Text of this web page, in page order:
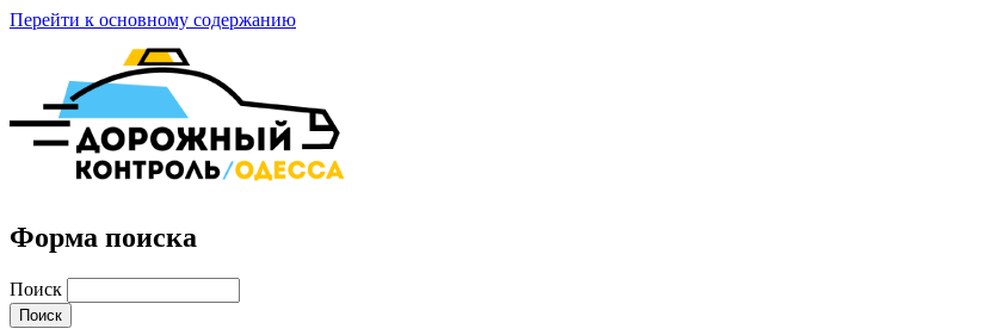
Перейти к основному содержанию
Форма поиска
Поиск